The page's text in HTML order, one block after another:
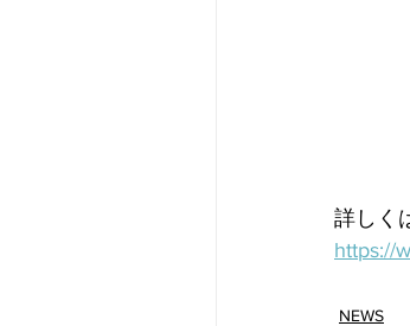
詳しく
https://
NEWS